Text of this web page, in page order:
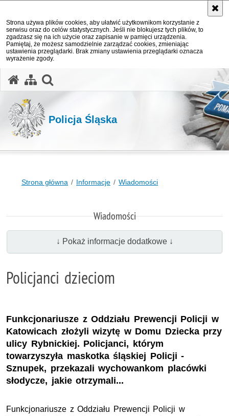
Strona używa plików cookies, aby ułatwić użytkownikom korzystanie z
serwisu oraz do celów statystycznych. Jeśli nie blokujesz tych plików, to
zgadzasz się na ich użycie oraz zapisanie w pamięci urządzenia.
Pamiętaj, że możesz samodzielnie zarządzać cookies, zmieniając
ustawienia przeglądarki. Brak zmiany ustawienia przeglądarki oznacza
wyrażenie zgody.
Policja Śląska
Strona główna Informacje Wiadomości
Wiadomości
↓ Pokaż informacje dodatkowe ↓
Policjanci dzieciom
Funkcjonariusze z Oddziału Prewencji Policji w
Katowicach złożyli wizytę w Domu Dziecka przy
ulicy Rybnickiej. Policjanci, którym
towarzyszyła maskotka śląskiej Policji -
Sznupek, przekazali wychowankom placówki
słodycze, jakie otrzymali...
Funkcjonariusze z Oddziału Prewencji Policji w